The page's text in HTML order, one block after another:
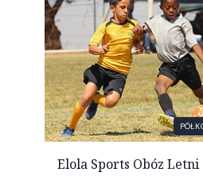
Elola Sports Obóz Letni